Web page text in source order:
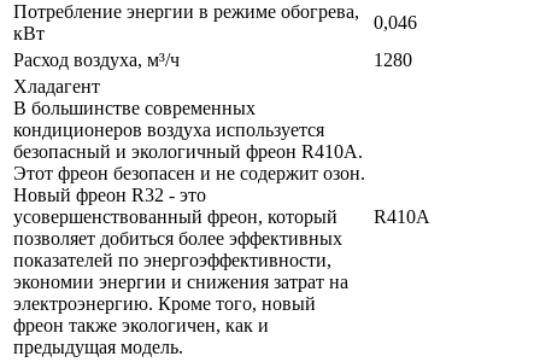
Потребление энергии в режиме обогрева,
кВт
0,046
Расход воздуха, м³/ч
1280
Хладагент
В большинстве современных
кондиционеров воздуха используется
безопасный и экологичный фреон R410A.
Этот фреон безопасен и не содержит озон.
Новый фреон R32 - это
усовершенствованный фреон, который
позволяет добиться более эффективных
показателей по энергоэффективности,
экономии энергии и снижения затрат на
электроэнергию. Кроме того, новый
фреон также экологичен, как и
предыдущая модель.
R410A